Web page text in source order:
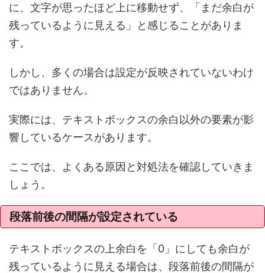
に、文字が思ったほど上に移動せず、「まだ余白が
残っているように見える」と感じることがありま
す。
しかし、多くの場合は設定が反映されていないわけ
ではありません。
実際には、テキストボックスの余白以外の要素が影
響しているケースがあります。
ここでは、よくある原因と対処法を確認していきま
しょう。
段落前後の間隔が設定されている
テキストボックスの上余白を「0」にしても余白が
残っているように見える場合は、段落前後の間隔が